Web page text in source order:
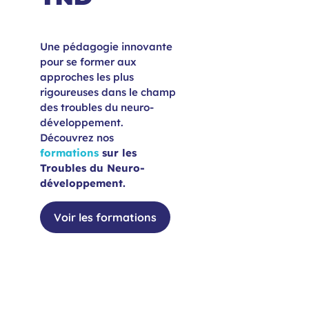
Une pédagogie innovante
pour se former aux
approches les plus
rigoureuses dans le champ
des troubles du neuro-
développement.
Découvrez nos
formationssur les
Troubles du Neuro-
développement.
Voir les formations